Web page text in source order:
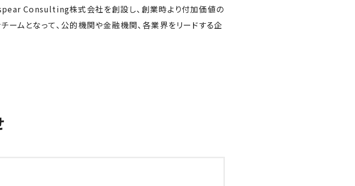
Consulting株式会社を創設し、創業時より付加価値の
ームとなって、公的機関や金融機関、各業界をリードする企